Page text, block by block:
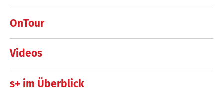
OnTour
Videos
s+ im Überblick